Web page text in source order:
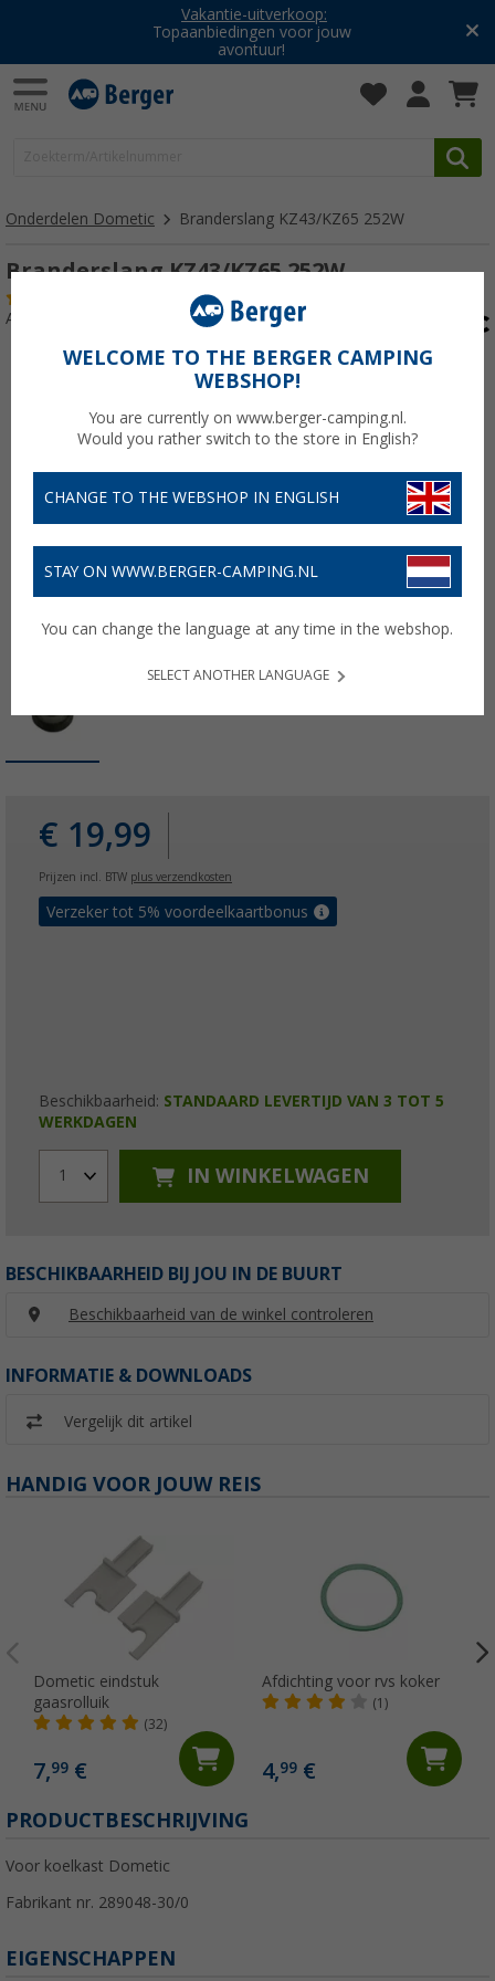
Vakantie-uitverkoop:
Topaanbiedingen voor jouw
avontuur!
Onderdelen Dometic Branderslang KZ43/KZ65 252W
Branderslang KZ43/KZ65 252W
Artikelnr: 114103
€ 19,99
Prijzen incl. BTW plus verzendkosten
Verzeker tot 5% voordeelkaartbonus
Beschikbaarheid: STANDAARD LEVERTIJD VAN 3 TOT 5
WERKDAGEN
1 IN WINKELWAGEN
BESCHIKBAARHEID BIJ JOU IN DE BUURT
Beschikbaarheid van de winkel controleren
INFORMATIE & DOWNLOADS
Vergelijk dit artikel
HANDIG VOOR JOUW REIS
Dometic eindstuk
gaasrolluik
(32)
7,99 €
Afdichting voor rvs koker
(1)
4,99€
PRODUCTBESCHRIJVING
Voor koelkast Dometic
Fabrikant nr. 289048-30/0
EIGENSCHAPPEN
WELCOME TO THE BERGER CAMPING
WEBSHOP!
You are currently on www.berger-camping.nl.
Would you rather switch to the store in English?
CHANGE TO THE WEBSHOP IN ENGLISH
STAY ON WWW.BERGER-CAMPING.NL
You can change the language at any time in the webshop.
SELECT ANOTHER LANGUAGE